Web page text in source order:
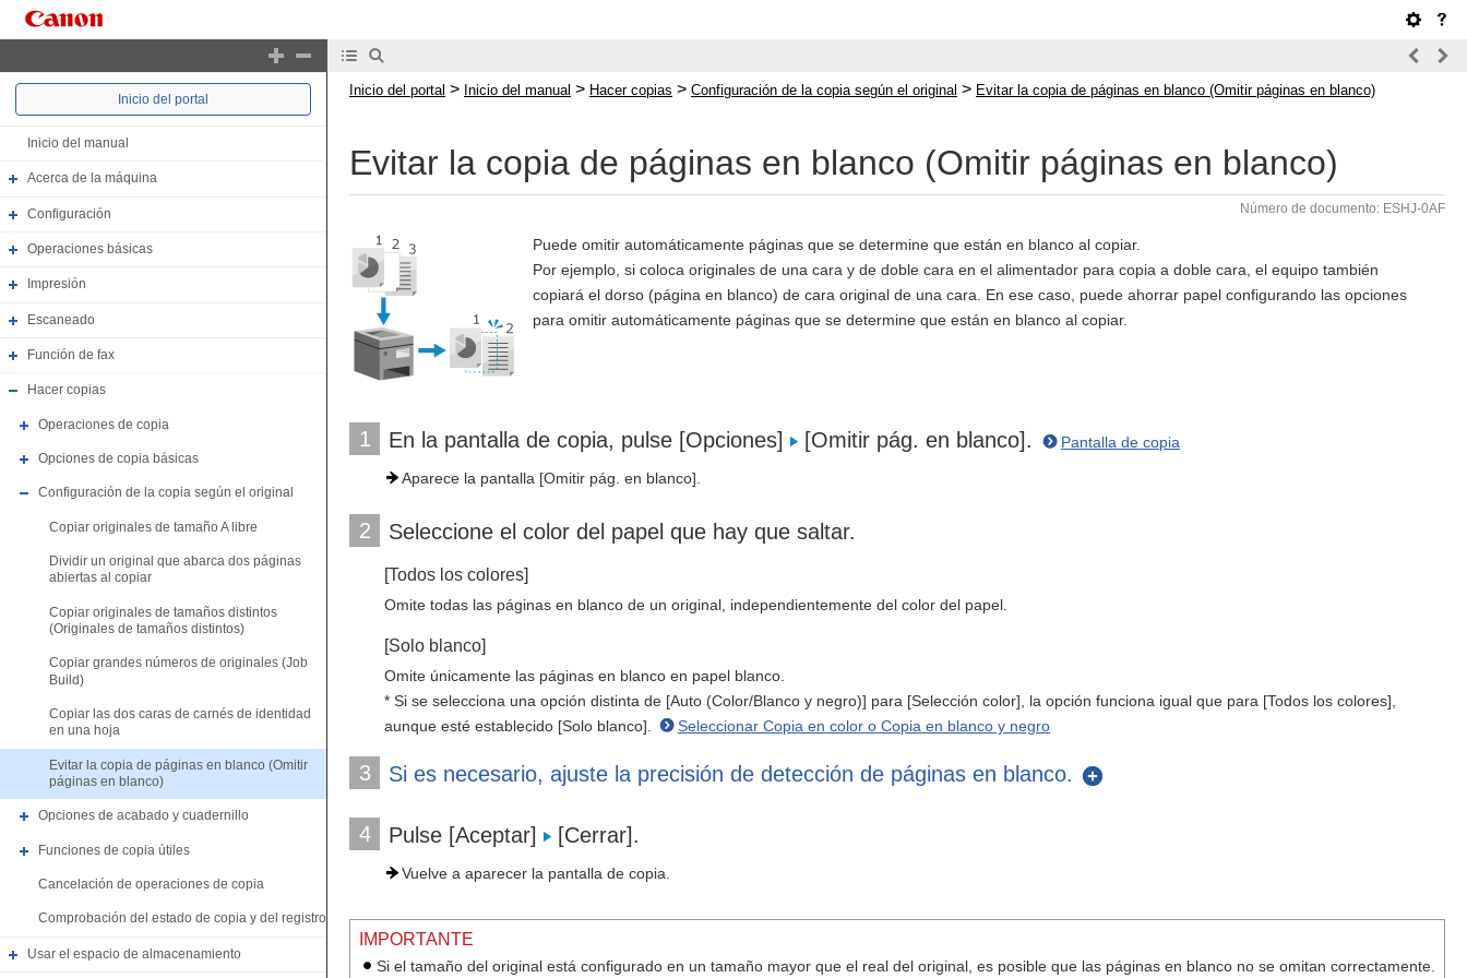
Inicio del portal
Inicio del manual
Acerca de la máquina
Configuración
Operaciones básicas
Impresión
Escaneado
Función de fax
Hacer copias
Operaciones de copia
Opciones de copia básicas
Configuración de la copia según el original
Copiar originales de tamaño A libre
Dividir un original que abarca dos páginas
abiertas al copiar
Copiar originales de tamaños distintos
(Originales de tamaños distintos)
Copiar grandes números de originales (Job
Build)
Copiar las dos caras de carnés de identidad
en una hoja
Evitar la copia de páginas en blanco (Omitir
páginas en blanco)
Opciones de acabado y cuadernillo
Funciones de copia útiles
Cancelación de operaciones de copia
Comprobación del estado de copia y del registro
Usar el espacio de almacenamiento
Inicio del portal > Inicio del manual > Hacer copias > Configuración de la copia según el original > Evitar la copia de páginas en blanco (Omitir páginas en blanco)
Evitar la copia de páginas en blanco (Omitir páginas en blanco)
Número de documento: ESHJ-0AF
Puede omitir automáticamente páginas que se determine que están en blanco al copiar.
Por ejemplo, si coloca originales de una cara y de doble cara en el alimentador para copia a doble cara, el equipo también
copiará el dorso (página en blanco) de cara original de una cara. En ese caso, puede ahorrar papel configurando las opciones
para omitir automáticamente páginas que se determine que están en blanco al copiar.
1 En la pantalla de copia, pulse [Opciones] [Omitir pág. en blanco]. Pantalla de copia
Aparece la pantalla [Omitir pág. en blanco].
2 Seleccione el color del papel que hay que saltar.
[Todos los colores]
Omite todas las páginas en blanco de un original, independientemente del color del papel.
[Solo blanco]
Omite únicamente las páginas en blanco en papel blanco.
* Si se selecciona una opción distinta de [Auto (Color/Blanco y negro)] para [Selección color], la opción funciona igual que para [Todos los colores],
aunque esté establecido [Solo blanco].
Seleccionar Copia en color o Copia en blanco y negro
3 Si es necesario, ajuste la precisión de detección de páginas en blanco.
4 Pulse [Aceptar] [Cerrar].
Vuelve a aparecer la pantalla de copia.
IMPORTANTE
Si el tamaño del original está configurado en un tamaño mayor que el real del original, es posible que las páginas en blanco no se omitan correctamente.